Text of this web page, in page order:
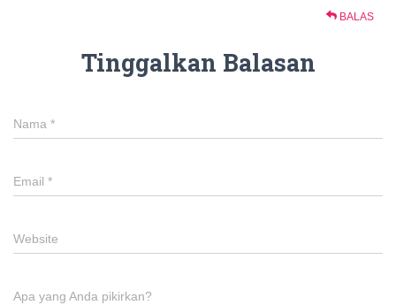
BALAS
Tinggalkan Balasan
Nama *
Email *
Website
Apa yang Anda pikirkan?